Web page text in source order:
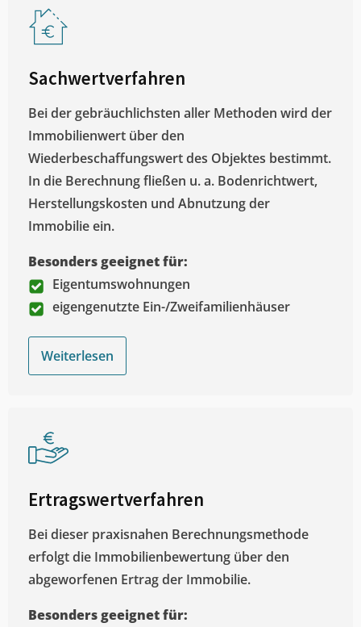
Sachwertverfahren
Bei der gebräuchlichsten aller Methoden wird der
Immobilienwert über den
Wiederbeschaffungswert des Objektes bestimmt.
In die Berechnung fließen u. a. Bodenrichtwert,
Herstellungskosten und Abnutzung der
Immobilie ein.
Besonders geeignet für:
Eigentumswohnungen
eigengenutzte Ein-/Zweifamilienhäuser
Weiterlesen
Ertragswertverfahren
Bei dieser praxisnahen Berechnungsmethode
erfolgt die Immobilienbewertung über den
abgeworfenen Ertrag der Immobilie.
Besonders geeignet für: